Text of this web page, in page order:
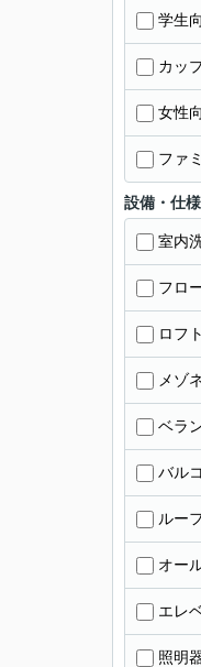
学生
カッ
女性
ファ
設備・仕様
室内
フロ
ロフ
メゾ
ベラ
バル
ルー
オー
エレ
照明